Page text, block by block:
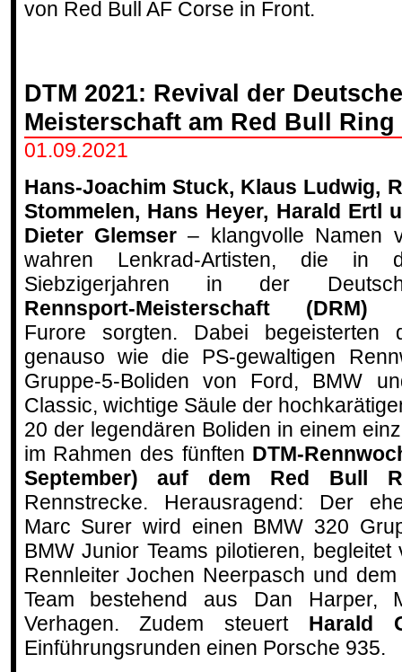
von Red Bull AF Corse in Front.
DTM 2021: Revival der
Meisterschaft am Red Bull Ring
01.09.2021
Hans-Joachim Stuck, Klaus Ludwig,
Stommelen, Hans Heyer, Harald Ertl
Dieter Glemser– klangvolle Namen
wahren Lenkrad-Artisten, die in
Siebzigerjahren in der
Rennsport-Meisterschaft (DRM)
Furore sorgten. Dabei begeisterten
genauso wie die PS-gewaltigen
Gruppe-5-Boliden von Ford, BMW
Classic, wichtige Säule der
20 der legendären Boliden in einem
im Rahmen des fünften DTM-
September) auf dem Red Bull
Rennstrecke. Herausragend: Der
Marc Surer wird einen BMW 320
BMW Junior Teams pilotieren,
Rennleiter Jochen Neerpasch und
Team bestehend aus Dan Harper,
Verhagen. Zudem steuert Harald
Einführungsrunden einen Porsche 935.